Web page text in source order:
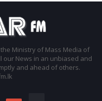
Ministry of Mass Media of
our News in an unbiased and
and ahead of others.